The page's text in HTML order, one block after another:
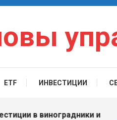
ETF ИНВЕСТИЦИИ
в виноградники и